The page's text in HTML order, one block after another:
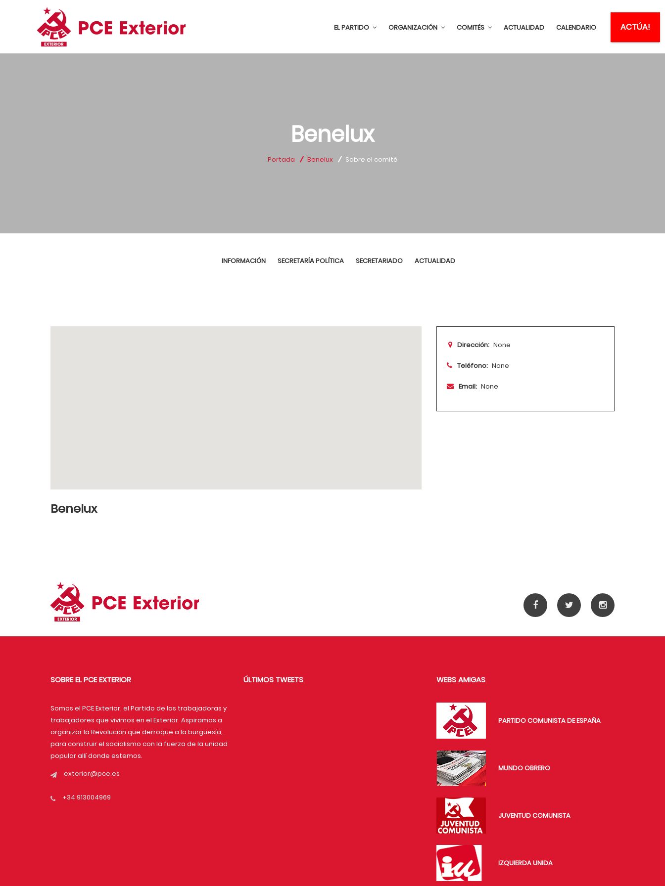
ACTÚA!
EL PARTIDO ORGANIZACIÓN COMITÉS ACTUALIDAD CALENDARIO
Benelux
Portada Benelux Sobre el comité
INFORMACIÓN SECRETARÍA POLÍTICA SECRETARIADO ACTUALIDAD
Benelux
Dirección: None
Teléfono: None
Email: None
SOBRE EL PCE EXTERIOR
Somos el PCE Exterior, el Partido de las trabajadoras y
trabajadores que vivimos en el Exterior. Aspiramos a
organizar la Revolución que derroque a la burguesía,
para construir el socialismo con la fuerza de la unidad
popular allí donde estemos.
exterior@pce.es
+34 913004969
ÚLTIMOS TWEETS WEBS AMIGAS
PARTIDO COMUNISTA DE ESPAÑA
MUNDO OBRERO
JUVENTUD COMUNISTA
IZQUIERDA UNIDA